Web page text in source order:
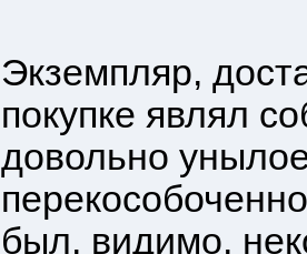
Экземпляр,
покупке являл
довольно
был, видимо,